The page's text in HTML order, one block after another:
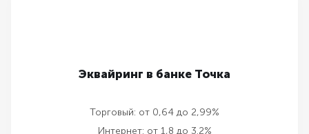
Эквайринг в банке Точка
Торговый: от 0,64 до 2,99%
Интернет: от 1,8 до 3.2%